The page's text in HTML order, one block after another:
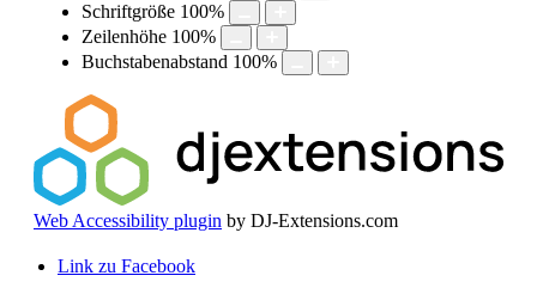
Schriftgröße 100%
Zeilenhöhe 100%
Buchstabenabstand 100%
Web Accessibility plugin by DJ-Extensions.com
Link zu Facebook